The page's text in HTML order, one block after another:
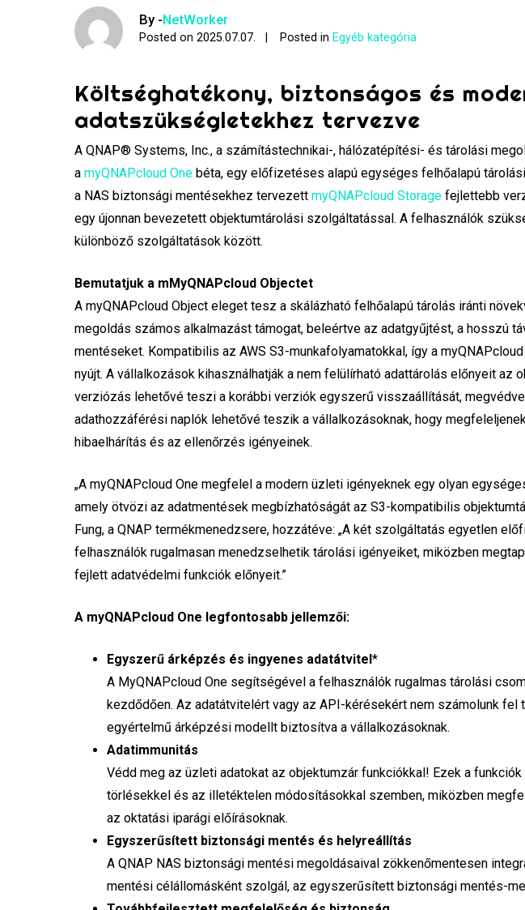
By -NetWorker
Posted on2025.07.07. Posted in Egyéb kategória
Költséghatékony, biztonságos és
adatszükségletekhez tervezve
A QNAP® Systems, Inc., a számítástechnikai-, hálózatépítési- és tárolási
amyQNAPcloud One béta, egy előfizetéses alapú egységes felhőalapú
a NAS biztonsági mentésekhez tervezettmyQNAPcloud Storage fejlettebb
egy újonnan bevezetett objektumtárolási szolgáltatással. A felhasználók
különböző szolgáltatások között.
Bemutatjuk a mMyQNAPcloud Objectet
A myQNAPcloud Object eleget tesz a skálázható felhőalapú tárolás iránti
megoldás számos alkalmazást támogat, beleértve az adatgyűjtést, a hosszú
mentéseket. Kompatibilis az AWS S3-munkafolyamatokkal, így a
nyújt. A vállalkozások kihasználhatják a nem felülírható adattárolás előnyeit az
verziózás lehetővé teszi a korábbi verziók egyszerű visszaállítását,
adathozzáférési naplók lehetővé teszik a vállalkozásoknak, hogy
hibaelhárítás és az ellenőrzés igényeinek.
„A myQNAPcloud One megfelel a modern üzleti igényeknek egy olyan
amely ötvözi az adatmentések megbízhatóságát az S3-kompatibilis
Fung, a QNAP termékmenedzsere, hozzátéve: „A két szolgáltatás egyetlen
felhasználók rugalmasan menedzselhetik tárolási igényeiket, miközben
fejlett adatvédelmi funkciók előnyeit.”
A myQNAPcloud One legfontosabb jellemzői:
Egyszerű árképzés és ingyenes adatátvitel*
A MyQNAPcloud One segítségével a felhasználók rugalmas tárolási
kezdődően. Az adatátvitelért vagy az API-kérésekért nem számolunk fel
egyértelmű árképzési modellt biztosítva a vállalkozásoknak.
Adatimmunitás
Védd meg az üzleti adatokat az objektumzár funkciókkal! Ezek a
törlésekkel és az illetéktelen módosításokkal szemben, miközben
az oktatási iparági előírásoknak.
Egyszerűsített biztonsági mentés és helyreállítás
A QNAP NAS biztonsági mentési megoldásaival zökkenőmentesen
mentési célállomásként szolgál, az egyszerűsített biztonsági mentés-